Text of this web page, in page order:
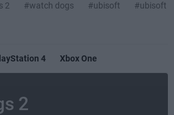
2 #watch dogs #ubisoft
#ubisoft
4 Xbox One
2